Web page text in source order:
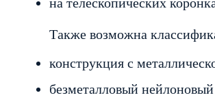
Также возможна
конструкция с
безметалловый